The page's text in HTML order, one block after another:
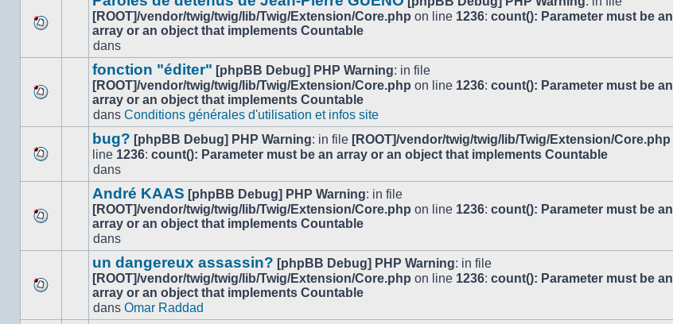
nouveau
message
[ROOT]/vendor/twig/twig/lib/Twig/Extension/Core.php on line 1236: count(): Parameter must be an
array or an object that implements Countable
dans
nouveau
message
fonction "éditer" [phpBB Debug] PHP Warning: in file
[ROOT]/vendor/twig/twig/lib/Twig/Extension/Core.php on line 1236: count(): Parameter must be an
array or an object that implements Countable
dans Conditions générales d'utilisation et infos site
nouveau
message
ce
bug? [phpBB Debug] PHP Warning: in file [ROOT]/vendor/twig/twig/lib/Twig/Extension/Core.php
line 1236: count(): Parameter must be an array or an object that implements Countable
dans
nouveau
message
André KAAS [phpBB Debug] PHP Warning: in file
[ROOT]/vendor/twig/twig/lib/Twig/Extension/Core.php on line 1236: count(): Parameter must be an
array or an object that implements Countable
dans
nouveau
un dangereux assassin? [phpBB Debug] PHP Warning: in file
[ROOT]/vendor/twig/twig/lib/Twig/Extension/Core.php on line 1236: count(): Parameter must be an
array or an object that implements Countable
dans Omar Raddad